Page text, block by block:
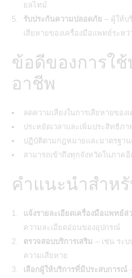
ยลไทม์
รับประกันความปลอดภัย – ผู้ให้บ
เสียหายของเครื่องมือแพทย์ระหว่
ข้อดีของการใ
อาชีพ
ลดความเสี่ยงในการเสียหายของ
ประหยัดเวลาและเพิ่มประสิทธิภา
ปฏิบัติตามกฎหมายและมาตรฐา
สามารถเข้าถึงทุกจังหวัดในภาคอี
คำแนะนำสำห
แจ้งรายละเอียดเครื่องมือแพทย์ล่
ความละเอียดอ่อนของอุปกรณ์
ตรวจสอบบริการเสริม – เช่น ระ
ความเสียหาย
เลือกผู้ให้บริการที่มีประสบการณ์